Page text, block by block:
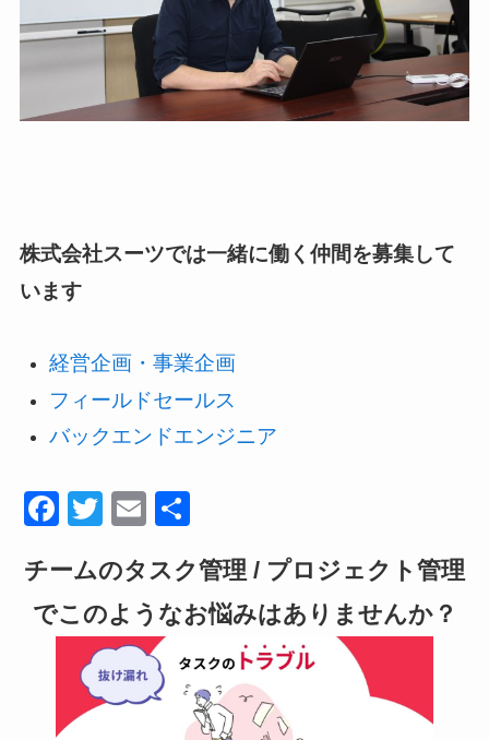
株式会社スーツでは一緒に働く仲間を募集して
います
経営企画・事業企画
フィールドセールス
バックエンドエンジニア
F
c
e
b
o
T
tt
er
E
ail
チームのタスク管理 / プロジェクト管理
でこのようなお悩みはありませんか？